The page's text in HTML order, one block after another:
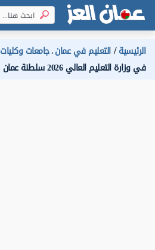
الرئيسية التعليم في عمان،جامعات وكليات
في وزارة التعليم العالي 2026 سلطنة عمان